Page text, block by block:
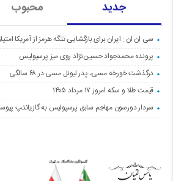
جدید محبوب
سی ان ان : ایران برای بازگشایی تنگه هرمز از آمریکا
پرونده محمدجواد حسین‌نژاد روی میز پرسپولیس
درگذشت خورخه مسی، پدر لیونل مسی در ۶۸ سالگی
قیمت طلا و سکه امروز ۱۷ مرداد ۱۴۰۵
سردار دورسون مهاجم سابق پرسپولیس به گازیانتپ